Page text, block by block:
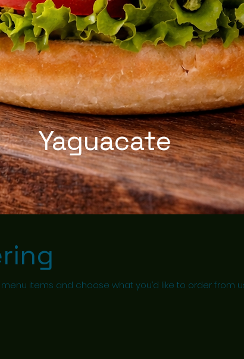
Yaguacate
items and choose what you’d like to order from